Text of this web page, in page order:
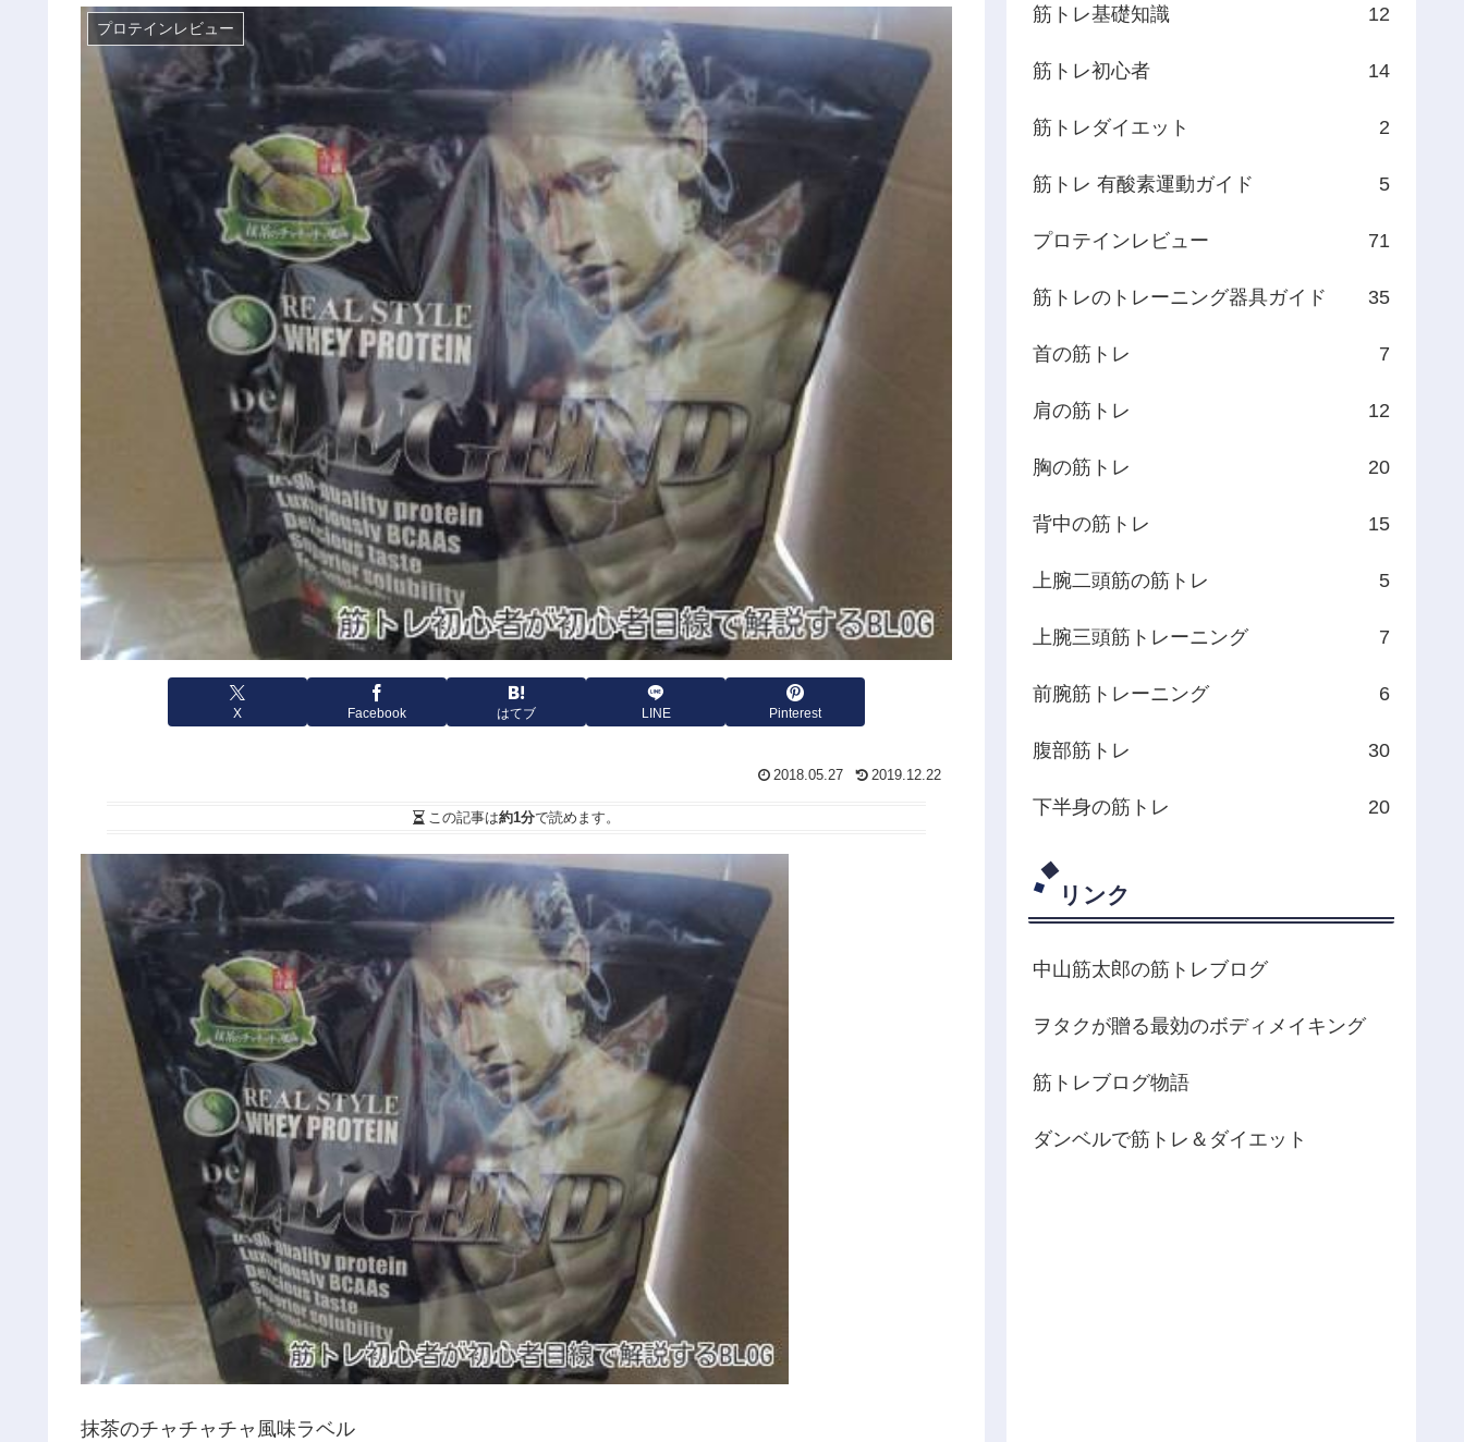
プロテインレビュー
X Facebook はてブ LINE Pinterest
2018.05.27 2019.12.22
この記事は約1分で読めます。
抹茶のチャチャチャ風味ラベル
筋トレ基礎知識 12
筋トレ初心者 14
筋トレダイエット 2
筋トレ 有酸素運動ガイド 5
プロテインレビュー 71
筋トレのトレーニング器具ガイド 35
首の筋トレ 7
肩の筋トレ 12
胸の筋トレ 20
背中の筋トレ 15
上腕二頭筋の筋トレ 5
上腕三頭筋トレーニング 7
前腕筋トレーニング 6
腹部筋トレ 30
下半身の筋トレ 20
リンク
中山筋太郎の筋トレブログ
ヲタクが贈る最効のボディメイキング
筋トレブログ物語
ダンベルで筋トレ＆ダイエット